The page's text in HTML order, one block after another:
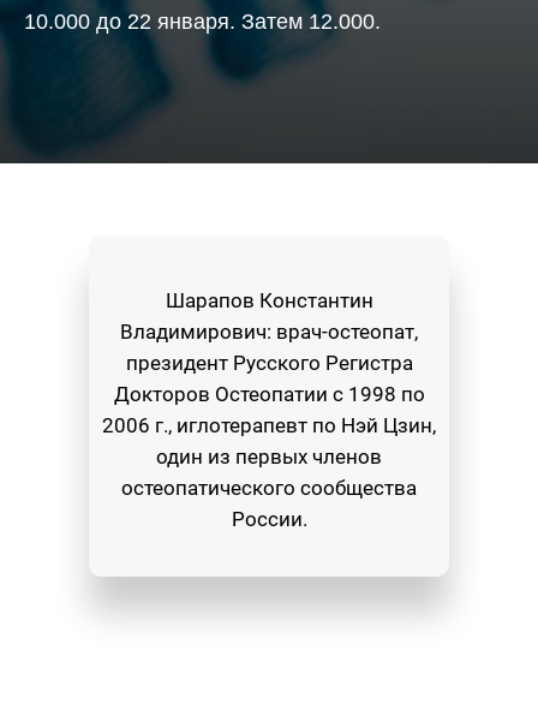
10.000 до 22 января. Затем 12.000.
Шарапов Константин
Владимирович: врач-остеопат,
президент Русского Регистра
Докторов Остеопатии с 1998 по
2006 г., иглотерапевт по Нэй Цзин,
один из первых членов
остеопатического сообщества
России.